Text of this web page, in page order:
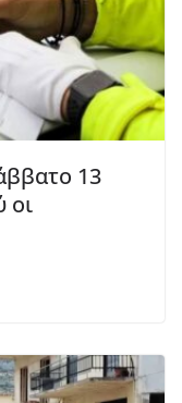
13
οι